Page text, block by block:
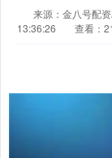
来源：金八号配
13:36:26
查看：